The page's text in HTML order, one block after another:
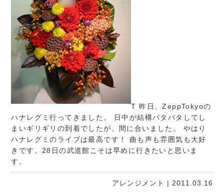
T 昨日、ZeppTokyoの
ハナレグミ行ってきました。 日中が結構バタバタしてし
まいギリギリの到着でしたが、間に合いました。 やはり
ハナレグミのライブは最高です！ 曲も声も雰囲気も大好
きです。28日の武道館こそは早めに行きたいと思いま
す。
アレンジメント | 2011.03.16